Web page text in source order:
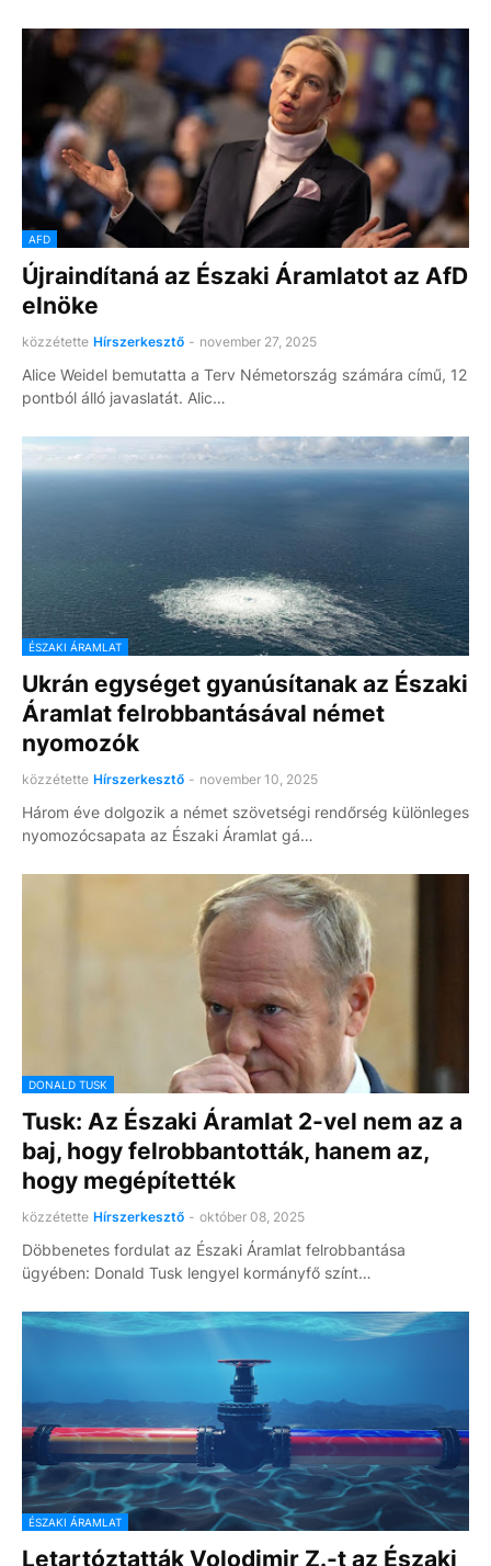
AFD
Újraindítaná az Északi Áramlatot az AfD
elnöke
közzétette Hírszerkesztő - november 27, 2025
Alice Weidel bemutatta a Terv Németország számára című, 12
pontból álló javaslatát. Alic…
ÉSZAKI ÁRAMLAT
Ukrán egységet gyanúsítanak az Északi
Áramlat felrobbantásával német
nyomozók
közzétette Hírszerkesztő - november 10, 2025
Három éve dolgozik a német szövetségi rendőrség különleges
nyomozócsapata az Északi Áramlat gá…
DONALD TUSK
Tusk: Az Északi Áramlat 2-vel nem az a
baj, hogy felrobbantották, hanem az,
hogy megépítették
közzétette Hírszerkesztő - október 08, 2025
Döbbenetes fordulat az Északi Áramlat felrobbantása
ügyében: Donald Tusk lengyel kormányfő színt…
ÉSZAKI ÁRAMLAT
Letartóztatták Volodimir Z.-t az Északi